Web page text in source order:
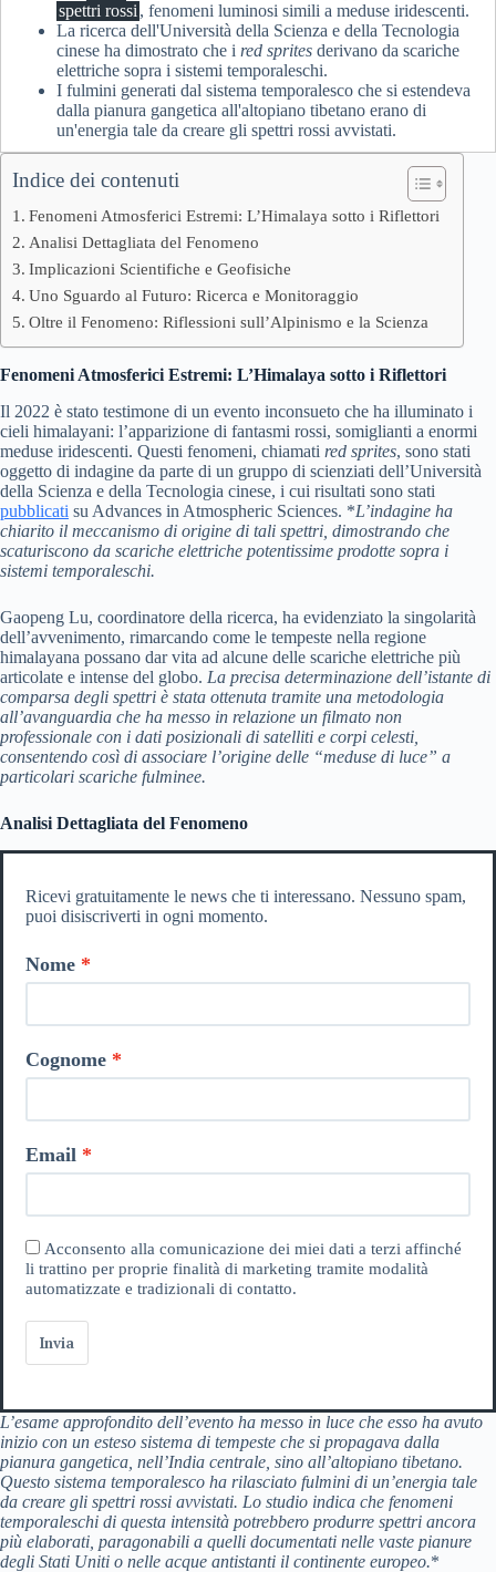
spettri rossi , fenomeni luminosi simili a meduse iridescenti.
La ricerca dell'Università della Scienza e della Tecnologia
cinese ha dimostrato che i red sprites derivano da scariche
elettriche sopra i sistemi temporaleschi.
I fulmini generati dal sistema temporalesco che si estendeva
dalla pianura gangetica all'altopiano tibetano erano di
un'energia tale da creare gli spettri rossi avvistati.
Indice dei contenuti
Fenomeni Atmosferici Estremi: L’Himalaya sotto i Riflettori
Analisi Dettagliata del Fenomeno
Implicazioni Scientifiche e Geofisiche
Uno Sguardo al Futuro: Ricerca e Monitoraggio
Oltre il Fenomeno: Riflessioni sull’Alpinismo e la Scienza
Fenomeni Atmosferici Estremi: L’Himalaya sotto i Riflettori
Il 2022 è stato testimone di un evento inconsueto che ha illuminato i
cieli himalayani: l’apparizione di fantasmi rossi, somiglianti a enormi
meduse iridescenti. Questi fenomeni, chiamati red sprites, sono stati
oggetto di indagine da parte di un gruppo di scienziati dell’Università
della Scienza e della Tecnologia cinese, i cui risultati sono stati
pubblicati su Advances in Atmospheric Sciences. *L’indagine ha
chiarito il meccanismo di origine di tali spettri, dimostrando che
scaturiscono da scariche elettriche potentissime prodotte sopra i
sistemi temporaleschi.
Gaopeng Lu, coordinatore della ricerca, ha evidenziato la singolarità
dell’avvenimento, rimarcando come le tempeste nella regione
himalayana possano dar vita ad alcune delle scariche elettriche più
articolate e intense del globo. La precisa determinazione dell’istante di
comparsa degli spettri è stata ottenuta tramite una metodologia
all’avanguardia che ha messo in relazione un filmato non
professionale con i dati posizionali di satelliti e corpi celesti,
consentendo così di associare l’origine delle “meduse di luce” a
particolari scariche fulminee.
Analisi Dettagliata del Fenomeno
Ricevi gratuitamente le news che ti interessano. Nessuno spam,
puoi disiscriverti in ogni momento.
Nome
Cognome
Email
Acconsento alla comunicazione dei miei dati a terzi affinché
li trattino per proprie finalità di marketing tramite modalità
automatizzate e tradizionali di contatto.
Invia
L’esame approfondito dell’evento ha messo in luce che esso ha avuto
inizio con un esteso sistema di tempeste che si propagava dalla
pianura gangetica, nell’India centrale, sino all’altopiano tibetano.
Questo sistema temporalesco ha rilasciato fulmini di un’energia tale
da creare gli spettri rossi avvistati. Lo studio indica che fenomeni
temporaleschi di questa intensità potrebbero produrre spettri ancora
più elaborati, paragonabili a quelli documentati nelle vaste pianure
degli Stati Uniti o nelle acque antistanti il continente europeo.*